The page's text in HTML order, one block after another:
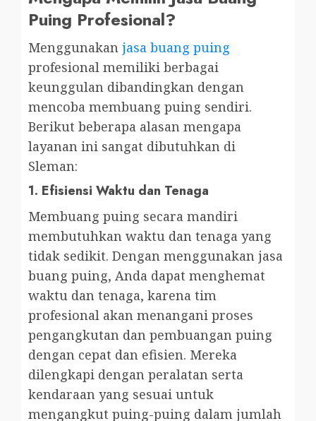
Puing Profesional?
Menggunakan jasa buang puing
profesional memiliki berbagai
keunggulan dibandingkan dengan
mencoba membuang puing sendiri.
Berikut beberapa alasan mengapa
layanan ini sangat dibutuhkan di
Sleman:
1. Efisiensi Waktu dan Tenaga
Membuang puing secara mandiri
membutuhkan waktu dan tenaga yang
tidak sedikit. Dengan menggunakan jasa
buang puing, Anda dapat menghemat
waktu dan tenaga, karena tim
profesional akan menangani proses
pengangkutan dan pembuangan puing
dengan cepat dan efisien. Mereka
dilengkapi dengan peralatan serta
kendaraan yang sesuai untuk
mengangkut puing-puing dalam jumlah